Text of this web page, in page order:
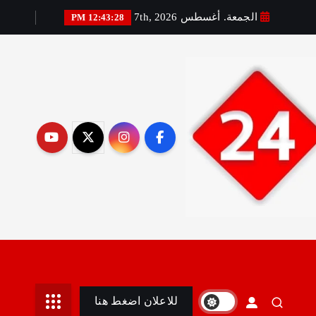
الجمعة. أغسطس 7th, 2026 12:43:30 PM
أمين
للاعلان اضغط هنا